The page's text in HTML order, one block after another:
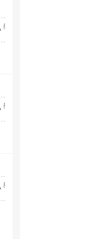
舉
舉
舉